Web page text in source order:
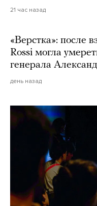
21 час назад
«Верстка»: после
Rossi могла
генерала
день назад